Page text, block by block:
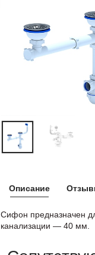
Описание
Сифон предназначен
канализации — 40 мм.